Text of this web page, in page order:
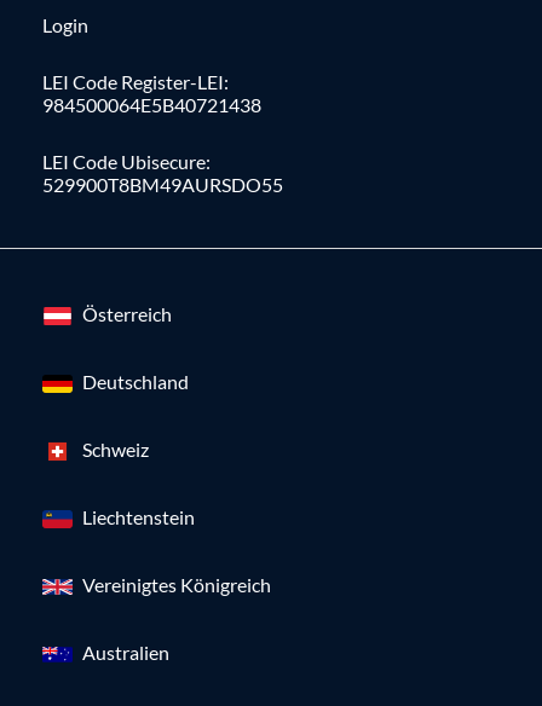
Login
LEI Code Register-LEI:
984500064E5B40721438
LEI Code Ubisecure:
529900T8BM49AURSDO55
Österreich
Deutschland
Schweiz
Liechtenstein
Vereinigtes Königreich
Australien